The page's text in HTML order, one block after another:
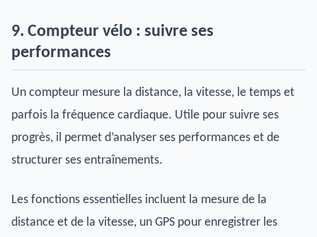
9. Compteur vélo : suivre ses
performances
Un compteur mesure la distance, la vitesse, le temps et
parfois la fréquence cardiaque. Utile pour suivre ses
progrès, il permet d’analyser ses performances et de
structurer ses entraînements.
Les fonctions essentielles incluent la mesure de la
distance et de la vitesse, un GPS pour enregistrer les